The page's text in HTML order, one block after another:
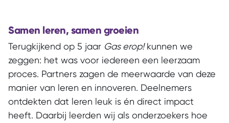
Samen leren, samen groeien
Terugkijkend op 5 jaar Gas erop!kunnen we
zeggen: het was voor iedereen een leerzaam
proces. Partners zagen de meerwaarde van deze
manier van leren en innoveren. Deelnemers
ontdekten dat leren leuk is én direct impact
heeft. Daarbij leerden wij als onderzoekers hoe